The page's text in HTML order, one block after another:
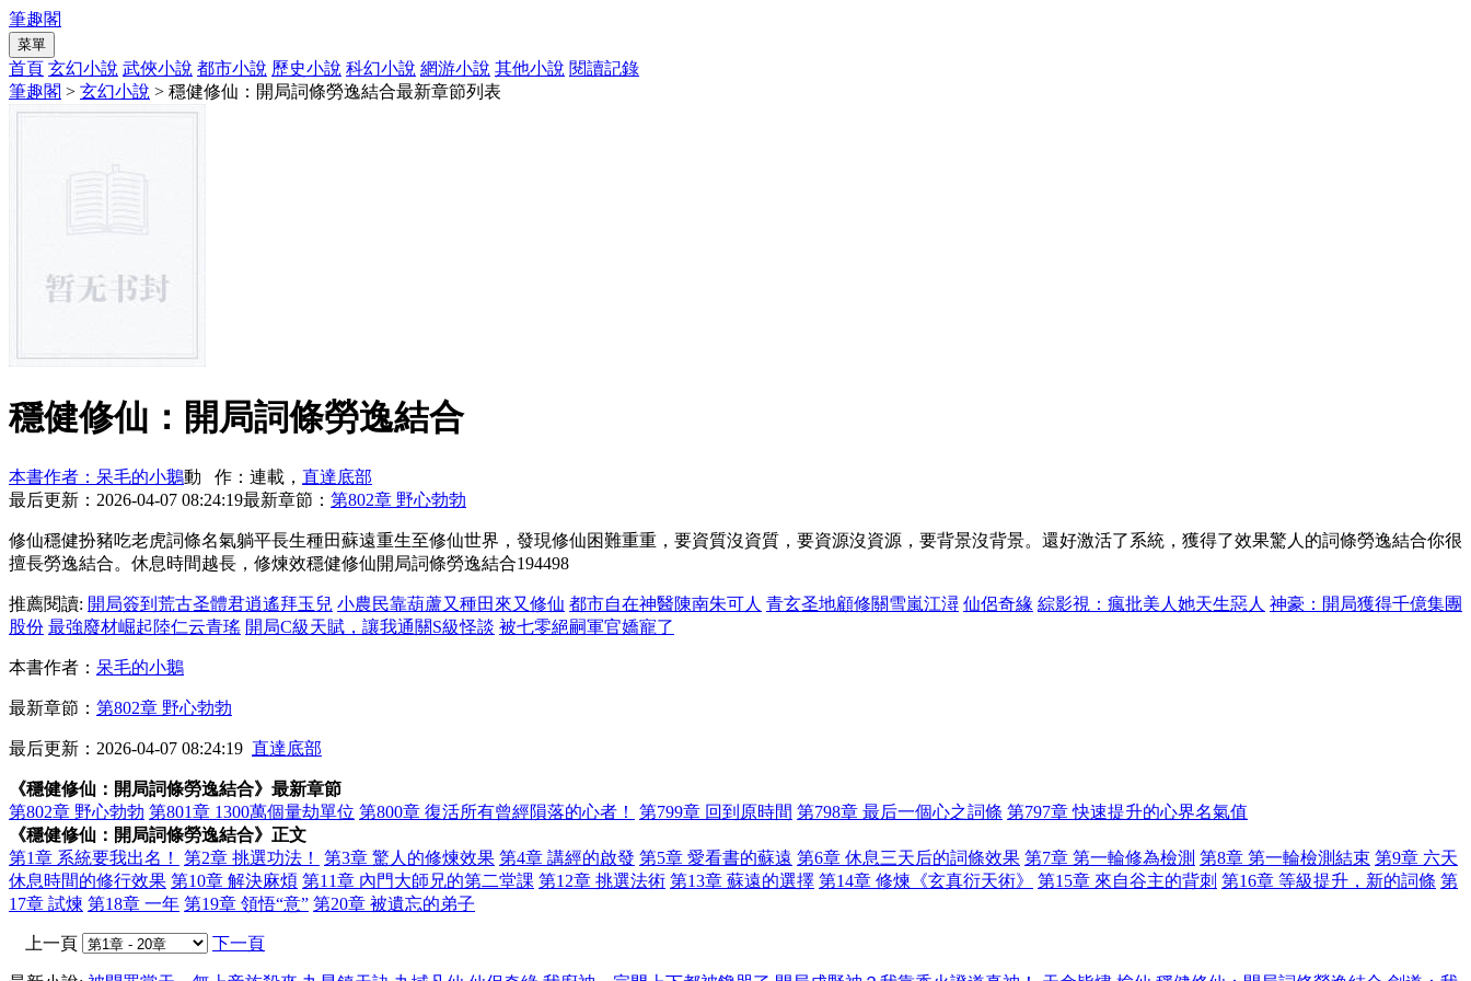
筆趣閣
菜單
首頁 玄幻小說 武俠小說 都市小說 歷史小說 科幻小說 網游小說 其他小說 閱讀記錄
筆趣閣 > 玄幻小說 > 穩健修仙：開局詞條勞逸結合最新章節列表
穩健修仙：開局詞條勞逸結合
本書作者：呆毛的小鵝動 作：連載， 直達底部
最后更新：2026-04-07 08:24:19最新章節： 第802章 野心勃勃
修仙穩健扮豬吃老虎詞條名氣躺平長生種田蘇遠重生至修仙世界，發現修仙困難重重，要資質沒資質，要資源沒資源，要背景沒背景。還好激活了系統，獲得了效果驚人的詞條勞逸結合你很
擅長勞逸結合。休息時間越長，修煉效穩健修仙開局詞條勞逸結合194498
推薦閱讀: 開局簽到荒古圣體君逍遙拜玉兒 小農民靠葫蘆又種田來又修仙 都市自在神醫陳南朱可人 青玄圣地顧修關雪嵐江潯 仙侶奇緣 綜影視：瘋批美人她天生惡人 神豪：開局獲得千億集團
股份 最強廢材崛起陸仁云青瑤 開局C級天賦，讓我通關S級怪談 被七零絕嗣軍官嬌寵了
本書作者： 呆毛的小鵝
最新章節： 第802章 野心勃勃
最后更新：2026-04-07 08:24:19 直達底部
《穩健修仙：開局詞條勞逸結合》最新章節
第802章 野心勃勃 第801章 1300萬個量劫單位 第800章 復活所有曾經隕落的心者！ 第799章 回到原時間 第798章 最后一個心之詞條 第797章 快速提升的心界名氣值
《穩健修仙：開局詞條勞逸結合》正文
第1章 系統要我出名！
第2章 挑選功法！ 第3章 驚人的修煉效果 第4章 講經的啟發 第5章 愛看書的蘇遠 第6章 休息三天后的詞條效果 第7章 第一輪修為檢測 第8章 第一輪檢測結束 第9章 六天
休息時間的修行效果 第10章 解決麻煩 第11章 內門大師兄的第二堂課 第12章 挑選法術 第13章 蘇遠的選擇 第14章 修煉《玄真衍天術》 第15章 來自谷主的背刺 第16章 等級提升，新的詞條 第
17章 試煉 第18章 一年 第19章 領悟“意” 第20章 被遺忘的弟子
上一頁 下一頁